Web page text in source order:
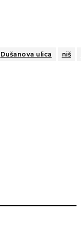
Dušanova ulica niš